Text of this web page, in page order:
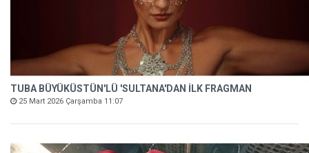
TUBA BÜYÜKÜSTÜN'LÜ 'SULTANA'DAN İLK FRAGMAN
25 Mart 2026 Çarşamba 11:07